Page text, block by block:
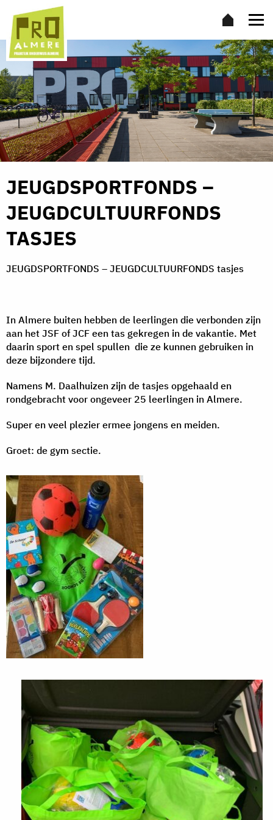
JEUGDSPORTFONDS –
JEUGDCULTUURFONDS
TASJES
JEUGDSPORTFONDS – JEUGDCULTUURFONDS tasjes
In Almere buiten hebben de leerlingen die verbonden zijn
aan het JSF of JCF een tas gekregen in de vakantie. Met
daarin sport en spel spullen die ze kunnen gebruiken in
deze bijzondere tijd.
Namens M. Daalhuizen zijn de tasjes opgehaald en
rondgebracht voor ongeveer 25 leerlingen in Almere.
Super en veel plezier ermee jongens en meiden.
Groet: de gym sectie.